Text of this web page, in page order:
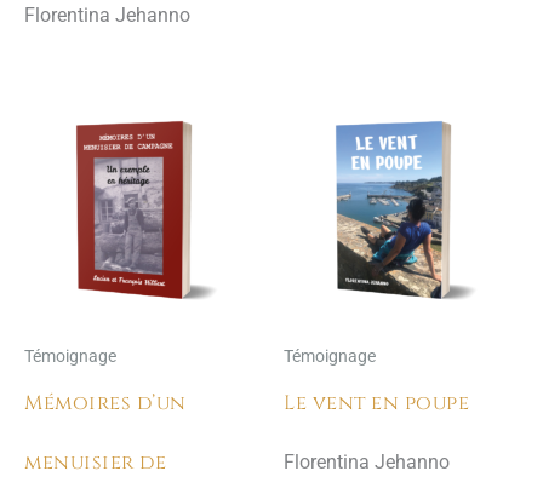
Florentina Jehanno
Témoignage
Mémoires d’un
menuisier de
Témoignage
Le vent en poupe
Florentina Jehanno